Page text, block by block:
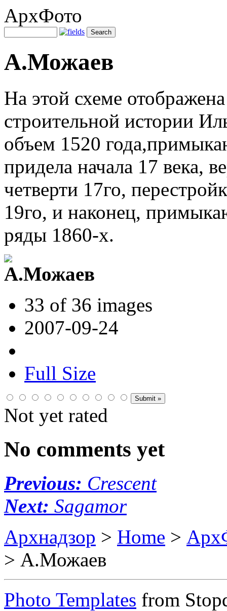
АрхФото
А.Можаев
На этой схеме
строительной истории
объем 1520
придела начала 17 века,
четверти 17го,
19го, и наконец,
ряды 1860-х.
33 of 36 images
2007-09-24
Full Size
Not yet rated
No comments yet
Previous: Crescent
Next: Sagamor
Архнадзор > Home >
> А.Можаев
Photo Templates from